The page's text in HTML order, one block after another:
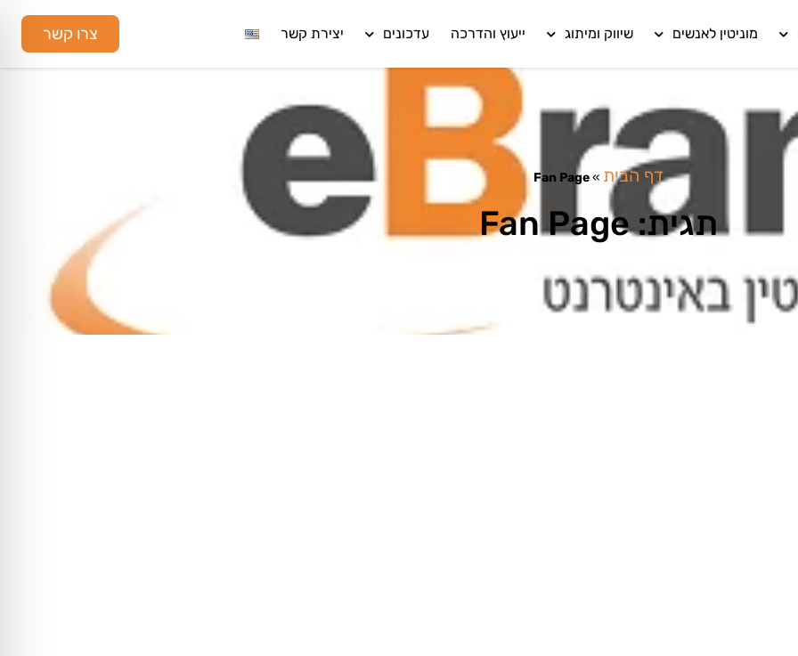
מוניטין לאנשים שיווק ומיתוג ייעוץ והדרכה עדכונים יצירת קשר צרו קשר
דף הבית »
Fan Page
תגית: Fan Page